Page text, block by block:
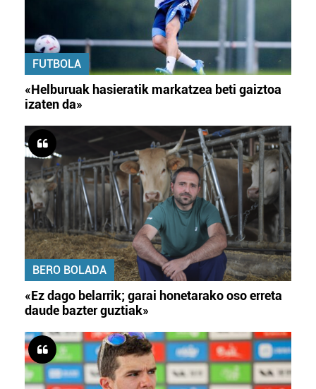
FUTBOLA
«Helburuak hasieratik markatzea beti gaiztoa
izaten da»
BERO BOLADA
«Ez dago belarrik; garai honetarako oso erreta
daude bazter guztiak»